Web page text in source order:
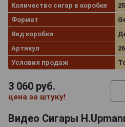
Количество сигар в коробке
25
Формат
Вид коробки
Артикул
Условия продаж
3 060 руб.
цена за штуку!
-
Видео Сигары